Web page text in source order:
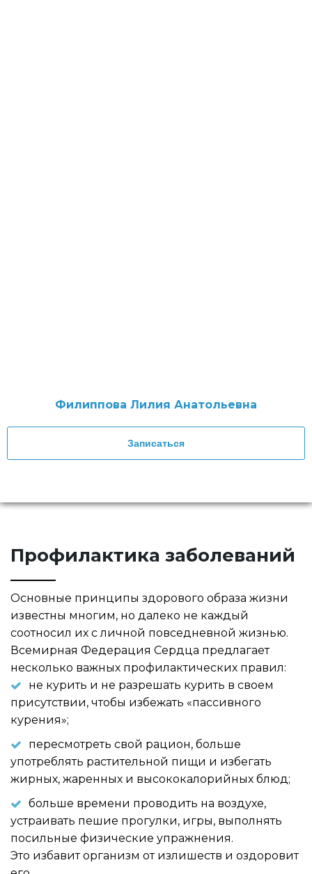
Филиппова Лилия Анатольевна
Записаться
Профилактика заболеваний
Основные принципы здорового образа жизни
известны многим, но далеко не каждый
соотносил их с личной повседневной жизнью.
Всемирная Федерация Сердца предлагает
несколько важных профилактических правил:
не курить и не разрешать курить в своем
присутствии, чтобы избежать «пассивного
курения»;
пересмотреть свой рацион, больше
употреблять растительной пищи и избегать
жирных, жаренных и высококалорийных блюд;
больше времени проводить на воздухе,
устраивать пешие прогулки, игры, выполнять
посильные физические упражнения.
Это избавит организм от излишеств и оздоровит